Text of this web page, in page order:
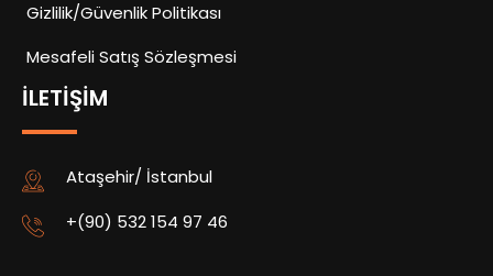
Gizlilik/Güvenlik Politikası
Mesafeli Satış Sözleşmesi
İLETIŞIM
Ataşehir/ İstanbul
+(90) 532 154 97 46